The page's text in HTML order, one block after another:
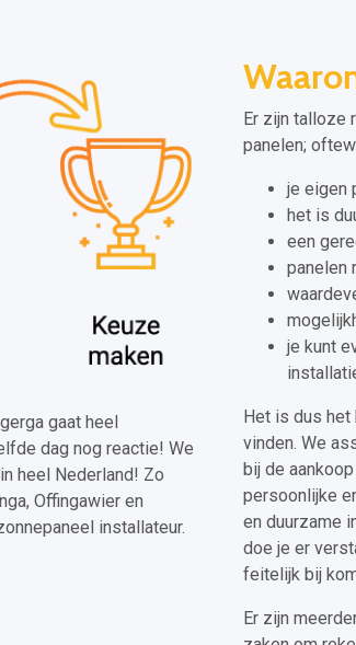
gaat heel
dag nog reactie! We
heel Nederland! Zo
Offingawier en
installateur.
Er zijn talloze
panelen;
je eigen
het is
een
panelen
je kunt
Het is dus
vinden. We
bij de
persoonlijke
en duurzame
doe je er
feitelijk bij
Er zijn